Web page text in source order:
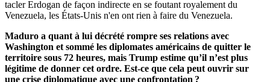
tacler Erdogan de façon indirecte en se foutant royalement du
Venezuela, les États-Unis n'en ont rien à faire du Venezuela.
Maduro a quant à lui décrété rompre ses relations avec
Washington et sommé les diplomates américains de quitter le
territoire sous 72 heures, mais Trump estime qu’il n’est plus
légitime de donner cet ordre. Est-ce que cela peut ouvrir sur
une crise diplomatique avec une confrontation ?